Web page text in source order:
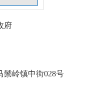
府
鬃岭镇中街028号